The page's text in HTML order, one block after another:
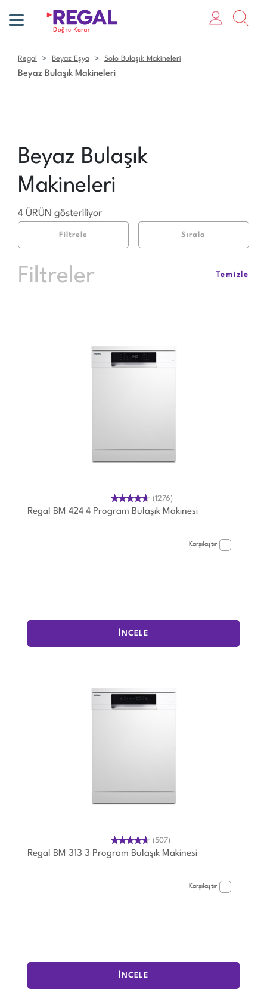
Regal Beyaz Eşya Solo Bulaşık Makineleri
Beyaz Bulaşık Makineleri
Beyaz Bulaşık
Makineleri
4 ÜRÜN gösteriliyor
Filtrele Sırala
Filtreler Temizle
(1276)
Regal BM 424 4 Program Bulaşık Makinesi
Karşılaştır
İNCELE
(507)
Regal BM 313 3 Program Bulaşık Makinesi
Karşılaştır
İNCELE